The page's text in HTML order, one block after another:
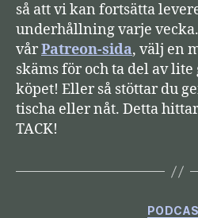
så att vi kan fortsätta
underhållning varje
vårPatreon-sida, välj en
skäms för och ta del av
köpet! Eller så stöttar du
tischa eller nåt. Detta
TACK!